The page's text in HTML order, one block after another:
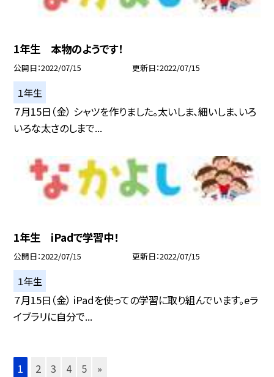
1年生 本物のようです！
公開日 2022/07/15 更新日 2022/07/15
１年生
７月15日（金） シャツを作りました。太いしま、細いしま、いろ
いろな太さのしまで...
1年生 iPadで学習中！
公開日 2022/07/15 更新日 2022/07/15
１年生
７月15日（金） iPadを使っての学習に取り組んでいます。eラ
イブラリに自分で...
1 2 3 4 5 »